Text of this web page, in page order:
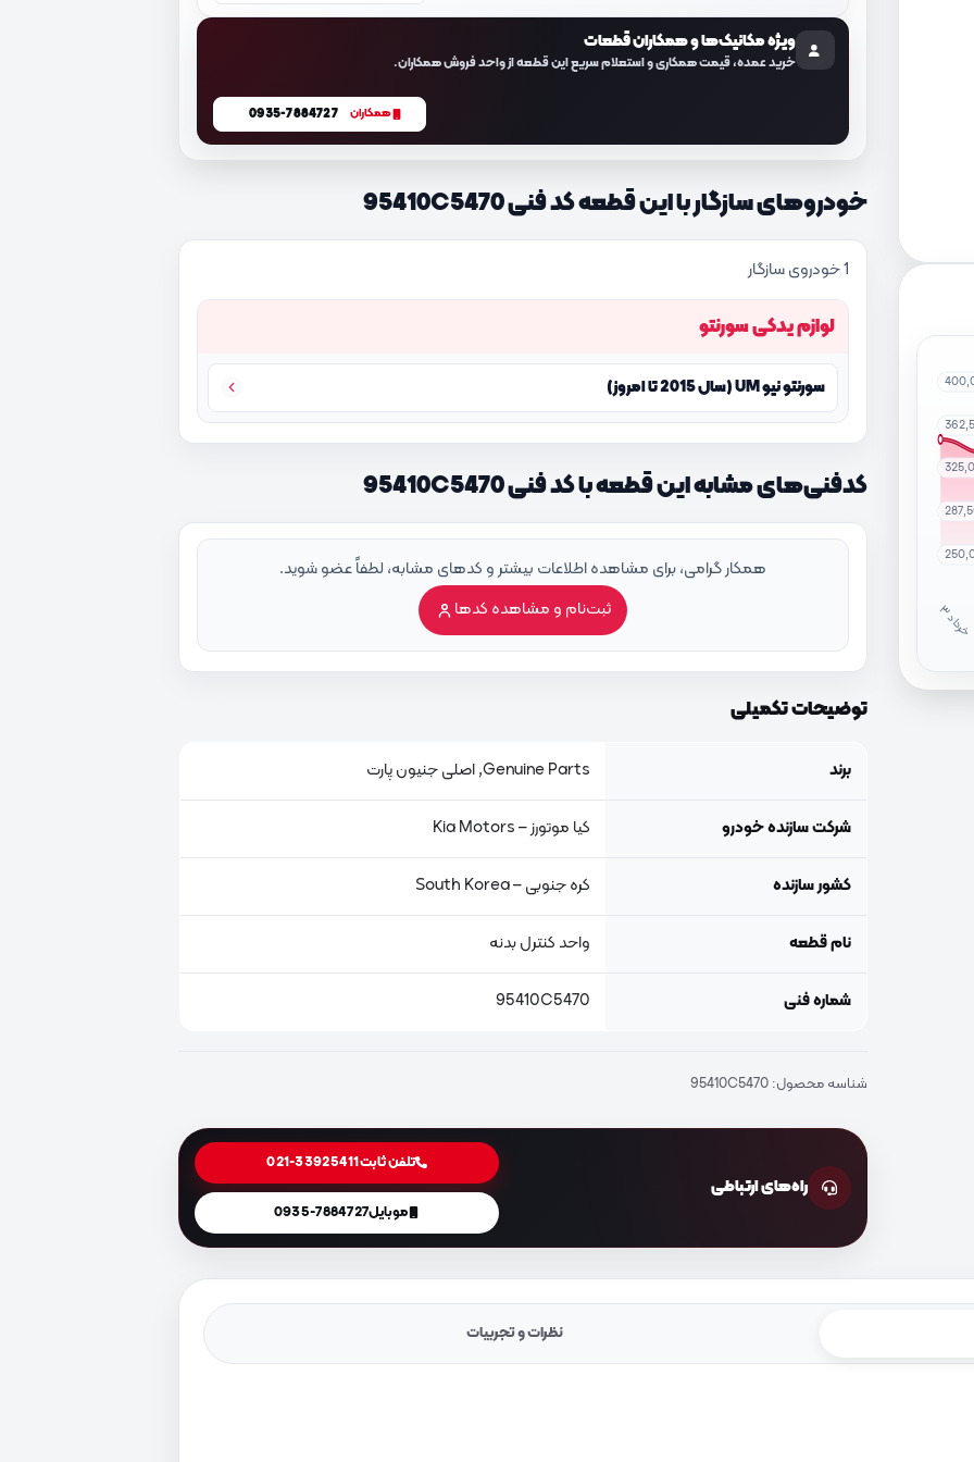
خ
ر
دا
ویژه مکانیک‌ها و همکاران قطعات
خرید عمده، قیمت همکاری و استعلام سریع این قطعه از واحد فروش همکاران.
همکاران 0935-7884727
خودروهای سازگار با این قطعه کد فنی 95410C5470
1 خودروی سازگار
لوازم یدکی سورنتو
سورنتو نیو UM (سال 2015 تا امروز)
کدفنی‌های مشابه این قطعه با کد فنی 95410C5470
همکار گرامی، برای مشاهده اطلاعات بیشتر و کدهای مشابه، لطفاً عضو شوید.
ثبت‌نام و مشاهده کدها
توضیحات تکمیلی
برند Genuine Parts, اصلی جنیون پارت
شرکت سازنده خودرو کیا موتورز – Kia Motors
کشور سازنده کره جنوبی – South Korea
نام قطعه واحد کنترل بدنه
شماره فنی 95410C5470
شناسه محصول:95410C5470
راه‌های ارتباطی
تلفن ثابت021-33925411
موبایل0935-7884727
نظرات و تجربیات